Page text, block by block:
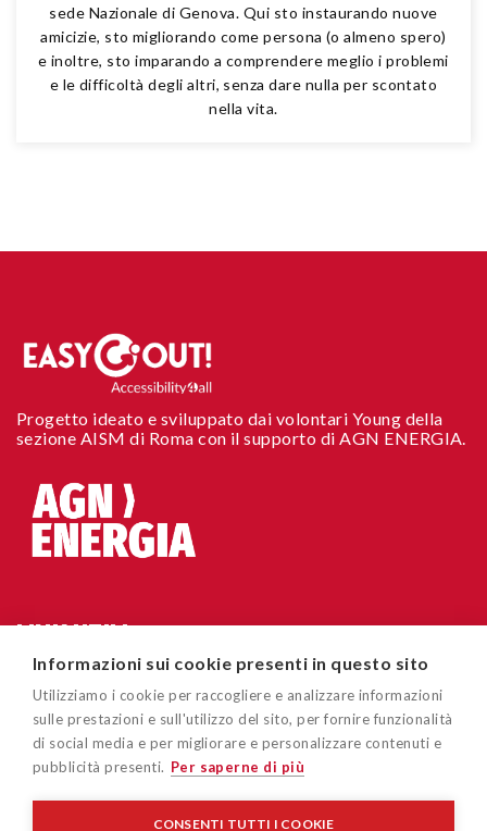
sede Nazionale di Genova. Qui sto instaurando nuove
amicizie, sto migliorando come persona (o almeno spero)
e inoltre, sto imparando a comprendere meglio i problemi
e le difficoltà degli altri, senza dare nulla per scontato
nella vita.
Progetto ideato e sviluppato dai volontari Young della
sezione AISM di Roma con il supporto di AGN ENERGIA.
LINK UTILI
Chi siamo
Accessibilità sito
Cookie policy
Privacy policy
CONTATTI
Via Cavour 181/A 00184 Roma
easygoout@aism.it
Associazione Italiana Sclerosi Multipla – AISM – Associazione
Informazioni sui cookie presenti in questo sito
Utilizziamo i cookie per raccogliere e analizzare informazioni
sulle prestazioni e sull'utilizzo del sito, per fornire funzionalità
di social media e per migliorare e personalizzare contenuti e
pubblicità presenti. Per saperne di più
CONSENTI TUTTI I COOKIE